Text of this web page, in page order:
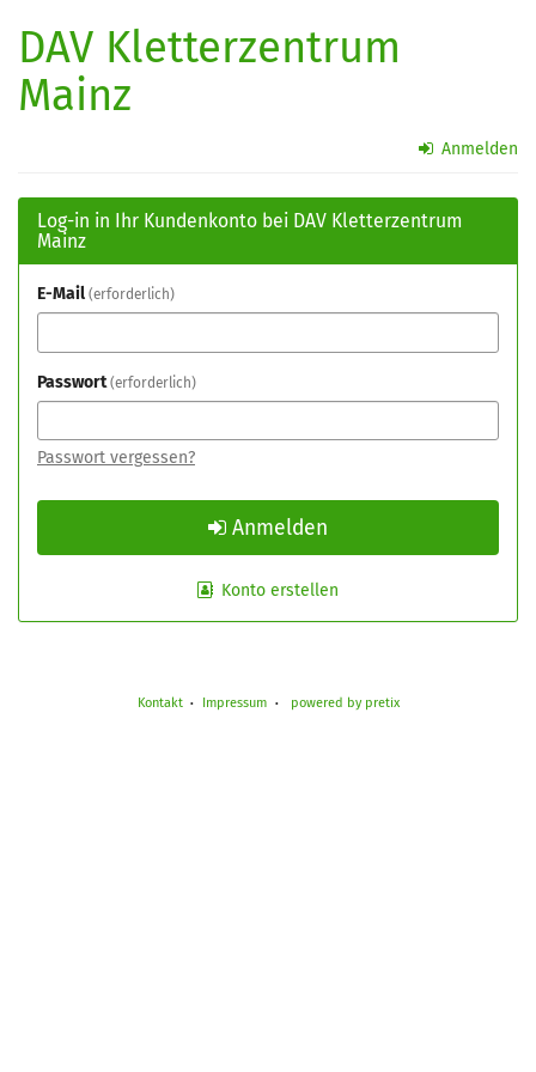
Haupt-
springen
DAV Kletterzentrum
Mainz
Anmelden
Log-in in Ihr Kundenkonto bei DAV Kletterzentrum
Mainz
E-Mail erforderlich
Passwort erforderlich
Passwort vergessen?
Anmelden
Konto erstellen
Kontakt Impressum powered by pretix